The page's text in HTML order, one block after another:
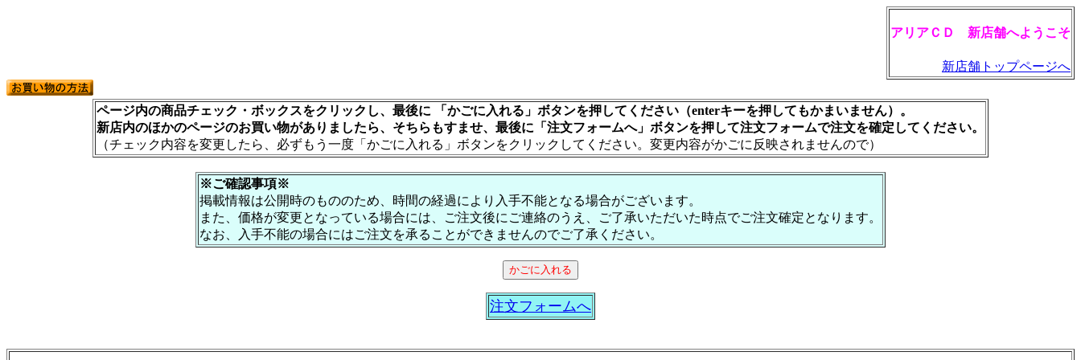
アリアＣＤ 新店舗へようこそ
新店舗トップページへ
ページ内の商品チェック・ボックスをクリックし、最後に 「かごに入れる」ボタンを押してください（enterキーを押してもかまいません）。
新店内のほかのページのお買い物がありましたら、そちらもすませ、最後に「注文フォームへ」ボタンを押して注文フォームで注文を確定してください。
（チェック内容を変更したら、必ずもう一度「かごに入れる」ボタンをクリックしてください。変更内容がかごに反映されませんので）
※ご確認事項※
掲載情報は公開時のもののため、時間の経過により入手不能となる場合がございます。
また、価格が変更となっている場合には、ご注文後にご連絡のうえ、ご了承いただいた時点でご注文確定となります。
なお、入手不能の場合にはご注文を承ることができませんのでご了承ください。
注文フォームへ